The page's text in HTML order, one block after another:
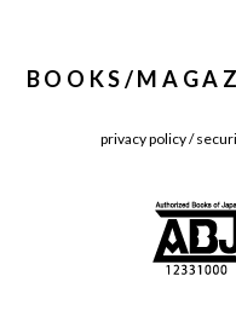
BOOKS/
privacy policy/